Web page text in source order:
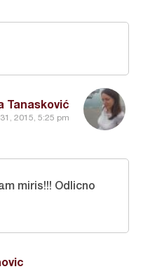
Tanasković
2015, 5:25 pm
miris!!! Odlicno